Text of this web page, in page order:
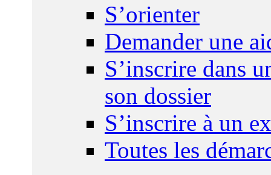
S’orienter
Demander une
S’inscrire dans
son dossier
S’inscrire à un
Toutes les